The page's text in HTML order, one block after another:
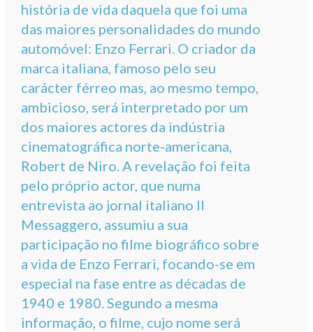
história de vida daquela que foi uma
das maiores personalidades do mundo
automóvel: Enzo Ferrari. O criador da
marca italiana, famoso pelo seu
carácter férreo mas, ao mesmo tempo,
ambicioso, será interpretado por um
dos maiores actores da indústria
cinematográfica norte-americana,
Robert de Niro. A revelação foi feita
pelo próprio actor, que numa
entrevista ao jornal italiano Il
Messaggero, assumiu a sua
participação no filme biográfico sobre
a vida de Enzo Ferrari, focando-se em
especial na fase entre as décadas de
1940 e 1980. Segundo a mesma
informação, o filme, cujo nome será